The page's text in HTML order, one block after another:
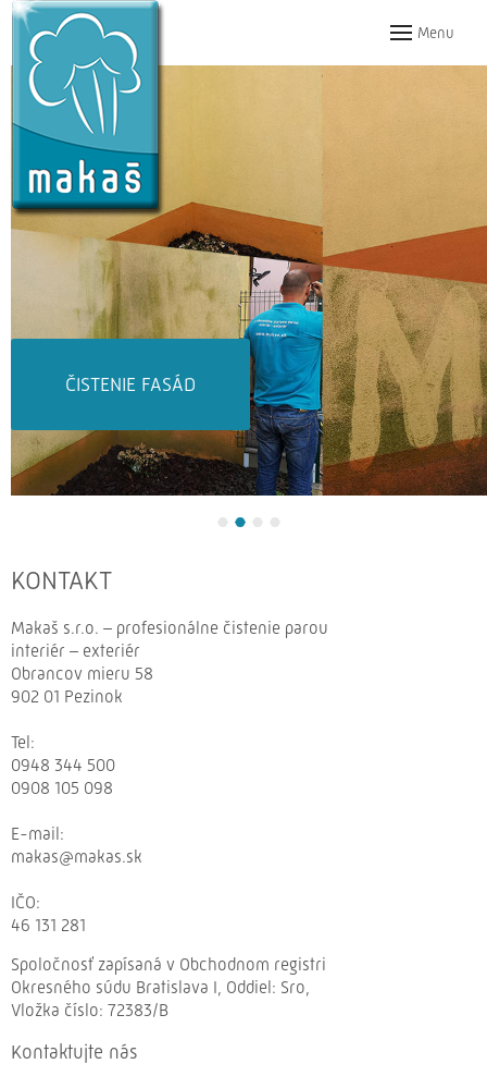
Menu
ČISTENIE DLAŽIEB
KONTAKT
Makaš s.r.o. – profesionálne čistenie parou
interiér – exteriér
Obrancov mieru 58
902 01 Pezinok
Tel:
0948 344 500
0908 105 098
E-mail:
makas@makas.sk
IČO:
46 131 281
Spoločnosť zapísaná v Obchodnom registri
Okresného súdu Bratislava I, Oddiel: Sro,
Vložka číslo: 72383/B
Kontaktujte nás